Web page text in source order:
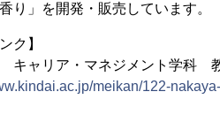
り」を開発・販売しています。
ク】
キャリア・マネジメント学
meikan/122-